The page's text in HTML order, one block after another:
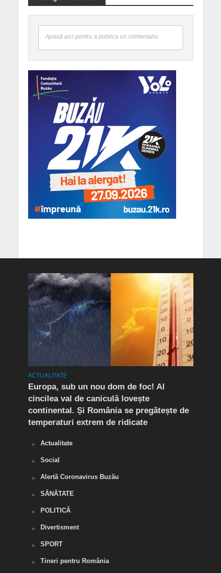
Apasă aici pentru a publica un comentariu
ACTUALITATE
Europa, sub un nou dom de foc! Al
cincilea val de caniculă lovește
continental. Și România se pregătește de
temperaturi extrem de ridicate
Actualitate
Social
Alertă Coronavirus Buzău
SĂNĂTATE
POLITICĂ
Divertisment
SPORT
Tineri pentru România